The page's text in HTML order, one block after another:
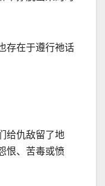
存在于遵行祂话
给仇敌留了地
恨、苦毒或愤